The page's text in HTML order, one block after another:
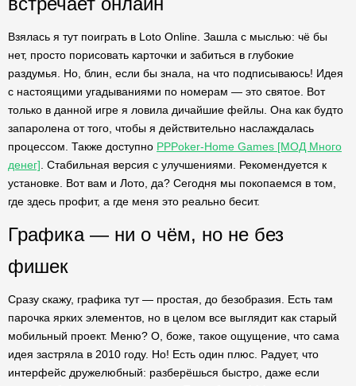
Взялась я тут поиграть в Loto Online. Зашла с мыслью: чё бы
нет, просто порисовать карточки и забиться в глубокие
раздумья. Но, блин, если бы знала, на что подписываюсь! Идея
с настоящими угадываниями по номерам — это святое. Вот
только в данной игре я ловила дичайшие фейлы. Она как будто
запаролена от того, чтобы я действительно наслаждалась
процессом. Также доступно PPPoker-Home Games [МОД Много
денег] . Стабильная версия с улучшениями. Рекомендуется к
установке. Вот вам и Лото, да? Сегодня мы покопаемся в том,
где здесь профит, а где меня это реально бесит.
Графика — ни о чём, но не без
фишек
Сразу скажу, графика тут — простая, до безобразия. Есть там
парочка ярких элементов, но в целом все выглядит как старый
мобильный проект. Меню? О, боже, такое ощущение, что сама
идея застряла в 2010 году. Но! Есть один плюс. Радует, что
интерфейс дружелюбный: разберёшься быстро, даже если